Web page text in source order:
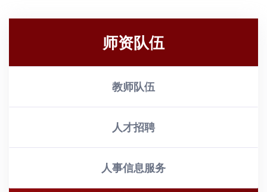
师资队伍
教师队伍
人才招聘
人事信息服务